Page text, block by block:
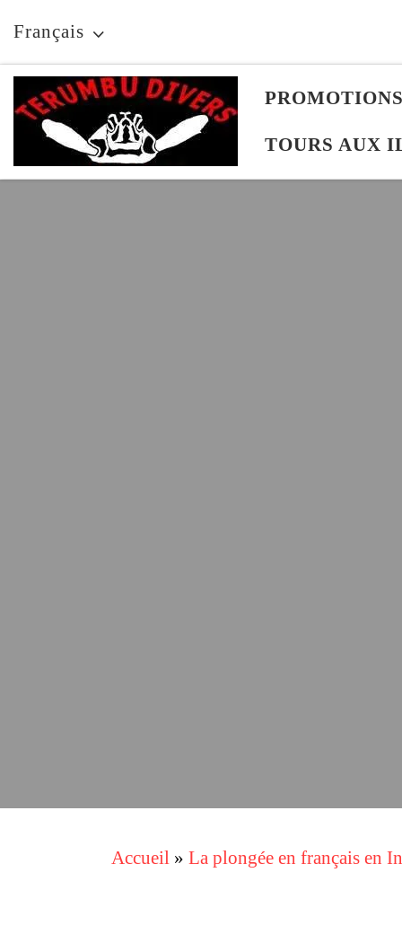
Skip to content
Français
PROMOTIONS
TOURS AUX
Accueil » La plongée en français en